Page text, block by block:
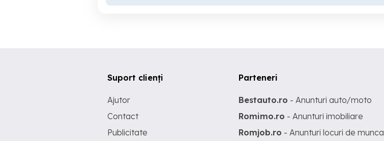
Suport clienți
Ajutor
Contact
Publicitate
Parteneri
Bestauto.ro - Anunturi auto/moto
Romimo.ro - Anunturi imobiliare
Romjob.ro - Anunturi locuri de munca